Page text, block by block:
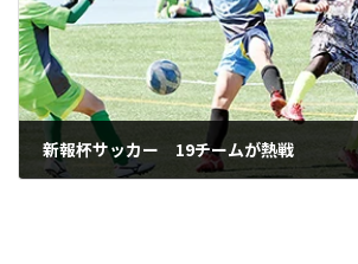
新報杯サッカー 19チームが熱戦